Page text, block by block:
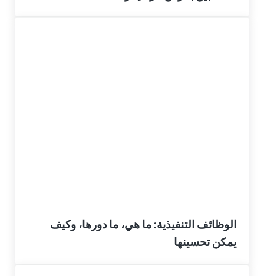
الوظائف التنفيذية: ما هي، ما دورها، وكيف
يمكن تحسينها